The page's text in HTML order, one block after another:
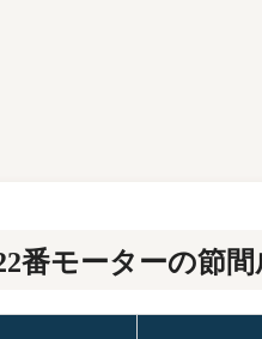
データ
番モーターの節間